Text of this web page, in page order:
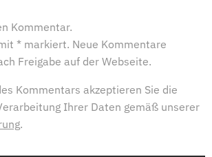
Kommentar.
* markiert. Neue Kommentare
Freigabe auf der Webseite.
Kommentars akzeptieren Sie die
Ihrer Daten gemäß unserer
.